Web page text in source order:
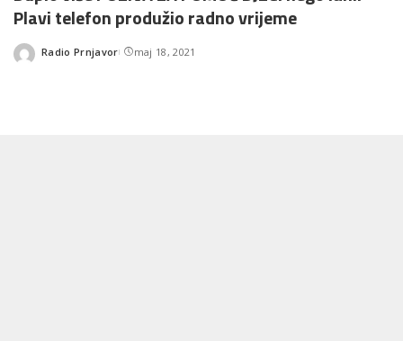
Plavi telefon produžio radno vrijeme
Posted
Radio Prnjavor maj 18, 2021